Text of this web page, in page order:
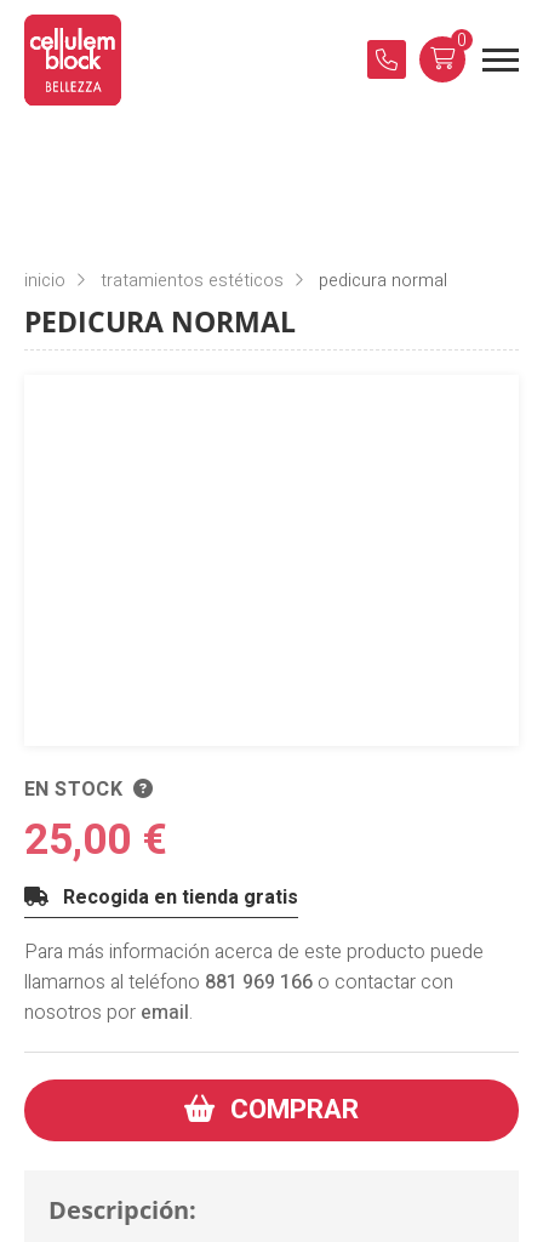
0
inicio tratamientos estéticos pedicura normal
PEDICURA NORMAL
EN STOCK
25,00 €
Recogida en tienda gratis
Para más información acerca de este producto puede
llamarnos al teléfono 881 969 166 o contactar con
nosotros por email.
COMPRAR
Descripción: